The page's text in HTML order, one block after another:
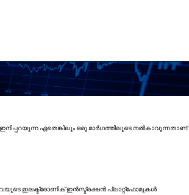
ഏതെങ്കിലും ഒരു മാർഗത്തിലൂടെ നൽകാവുന്നതാണ്:
ഇലക്ട്രോണിക് ഇൻസ്ട്രക്ഷൻ പ്ലാറ്റ്‌ഫോമുകൾ